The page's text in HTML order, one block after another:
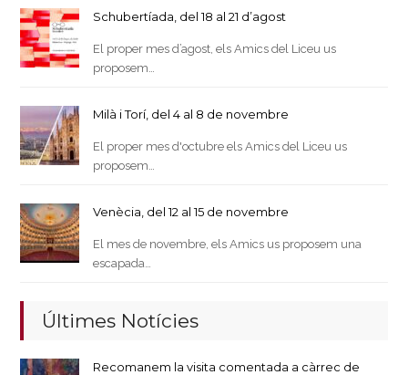
Schubertíada, del 18 al 21 d’agost
El proper mes d’agost, els Amics del Liceu us
proposem…
Milà i Torí, del 4 al 8 de novembre
El proper mes d'octubre els Amics del Liceu us
proposem…
Venècia, del 12 al 15 de novembre
El mes de novembre, els Amics us proposem una
escapada…
Últimes Notícies
Recomanem la visita comentada a càrrec de